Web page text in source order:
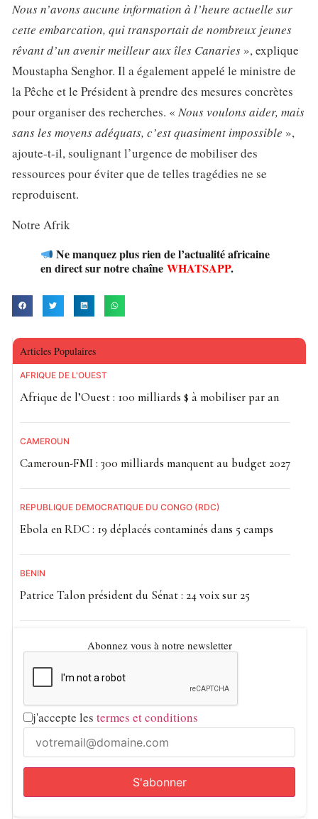
Nous n’avons aucune information à l’heure actuelle sur
cette embarcation, qui transportait de nombreux jeunes
rêvant d’un avenir meilleur aux îles Canaries », explique
Moustapha Senghor. Il a également appelé le ministre de
la Pêche et le Président à prendre des mesures concrètes
pour organiser des recherches. « Nous voulons aider, mais
sans les moyens adéquats, c’est quasiment impossible »,
ajoute-t-il, soulignant l’urgence de mobiliser des
ressources pour éviter que de telles tragédies ne se
reproduisent.
Notre Afrik
Ne manquez plus rien de l’actualité africaine
en direct sur notre chaîne WHATSAPP.
Articles Populaires
AFRIQUE DE L'OUEST
Afrique de l’Ouest : 100 milliards $ à mobiliser par an
CAMEROUN
Cameroun-FMI : 300 milliards manquent au budget 2027
RÉPUBLIQUE DÉMOCRATIQUE DU CONGO (RDC)
Ebola en RDC : 19 déplacés contaminés dans 5 camps
BÉNIN
Patrice Talon président du Sénat : 24 voix sur 25
Abonnez vous à notre newsletter
j'accepte les termes et conditions